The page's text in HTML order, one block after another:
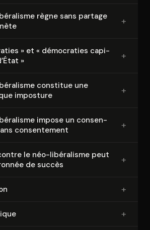
règne sans partage
+
» et « démocraties ca­pi­
»
+
constitue une
imposture
+
impose un consen­
consen­te­ment
+
le néo-libéralisme peut
de succès
+
+
+